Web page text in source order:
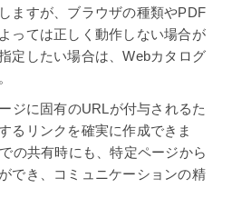
ますが、ブラウザの種類やPDF
っては正しく動作しない場合が
定したい場合は、Webカタログ
ジに固有のURLが付与されるた
るリンクを確実に作成できま
の共有時にも、特定ページから
でき、コミュニケーションの精